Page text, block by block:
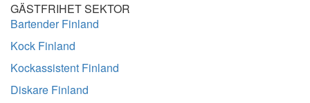
GÄSTFRIHET SEKTOR
Bartender Finland
Kock Finland
Kockassistent Finland
Diskare Finland